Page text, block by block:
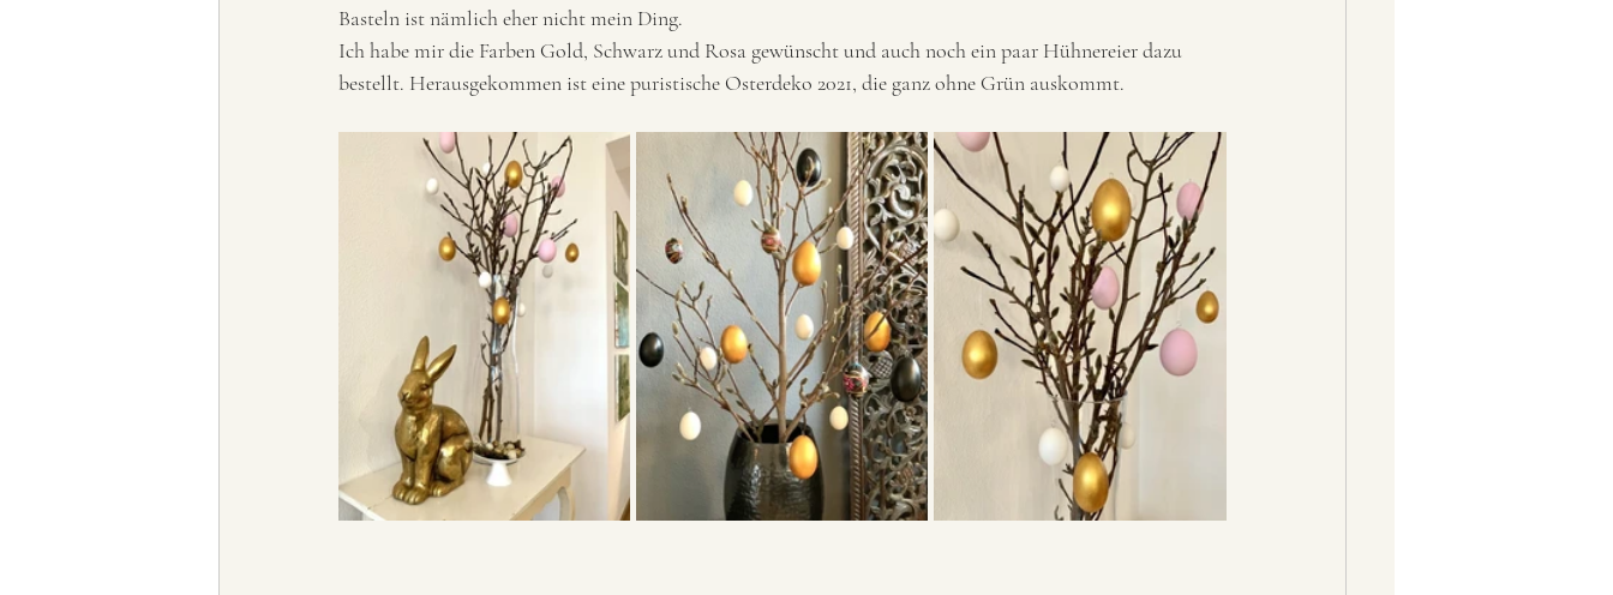
Basteln ist nämlich eher nicht mein Ding.
Ich habe mir die Farben Gold, Schwarz und Rosa gewünscht und auch noch ein paar Hühnereier dazu
bestellt. Herausgekommen ist eine puristische Osterdeko 2021, die ganz ohne Grün auskommt.